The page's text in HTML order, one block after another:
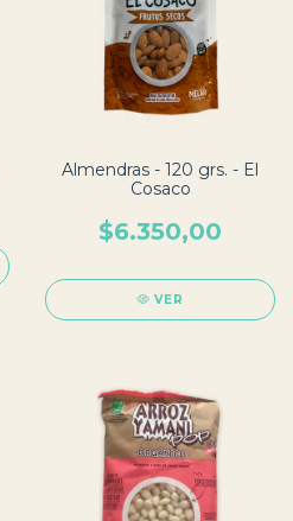
Almendras - 120 grs. - El
Cosaco
$6.350,00
VER